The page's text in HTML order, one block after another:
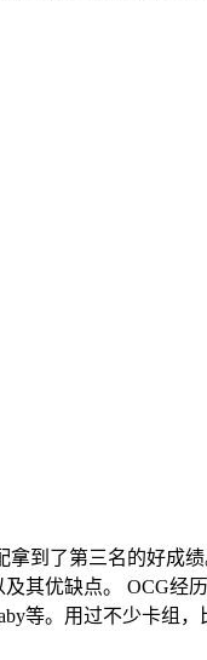
到了第三名的好
优缺点。 OCG经
等。用过不少卡